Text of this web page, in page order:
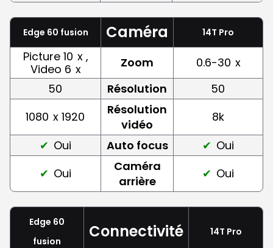
Edge 60 fusion Caméra 14T Pro
Picture 10 x ,
Video 6 x Zoom 0.6-30 x
50
Résolution
50
1080 x 1920
Résolution
vidéo
8k
Oui
Auto focus
Oui
Oui
Caméra
arrière
Oui
Edge 60
fusion
Connectivité 14T Pro